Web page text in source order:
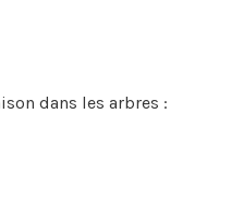
dans les arbres :